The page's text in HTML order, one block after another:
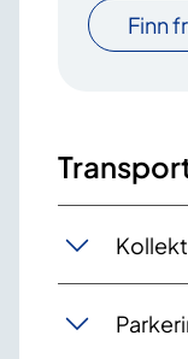
Finn